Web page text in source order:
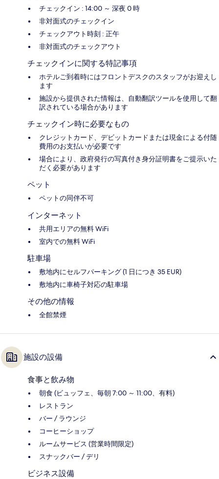
チェックイン : 14:00 ～ 深夜 0 時
非対面式のチェックイン
チェックアウト時刻 : 正午
非対面式のチェックアウト
チェックインに関する特記事項
ホテルご到着時にはフロントデスクのスタッフがお迎えし
ます
施設から提供された情報は、自動翻訳ツールを使用して翻
訳されている場合があります
チェックイン時に必要なもの
クレジットカード、デビットカードまたは現金による付随
費用のお支払いが必要です
場合により、政府発行の写真付き身分証明書をご提示いた
だく必要があります
ペット
ペットの同伴不可
インターネット
共用エリアの無料 WiFi
室内での無料 WiFi
駐車場
敷地内にセルフパーキング (1 日につき 35 EUR)
敷地内に車椅子対応の駐車場
その他の情報
全館禁煙
施設の設備
食事と飲み物
朝食 (ビュッフェ、毎朝 7:00 ～ 11:00、有料)
レストラン
バー / ラウンジ
コーヒーショップ
ルームサービス (営業時間限定)
スナックバー / デリ
ビジネス設備